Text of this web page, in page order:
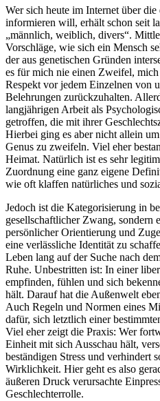
Wer sich heute im Internet über
informieren will, erhält schon seit
„männlich, weiblich, divers“.
Vorschläge, wie sich ein Mensch
der aus genetischen Gründen
es für mich nie einen Zweifel,
Respekt vor jedem Einzelnen von
Belehrungen zurückzuhalten.
langjährigen Arbeit als
getroffen, die mit ihrer
Hierbei ging es aber nicht allein
Genus zu zweifeln. Viel eher
Heimat. Natürlich ist es sehr
Zuordnung eine ganz eigene
wie oft klaffen natürliches und
Jedoch ist die Kategorisierung in
gesellschaftlicher Zwang, sondern
persönlicher Orientierung und
eine verlässliche Identität zu
Leben lang auf der Suche nach
Ruhe. Unbestritten ist: In einer
empfinden, fühlen und sich
hält. Darauf hat die Außenwelt
Auch Regeln und Normen eines
dafür, sich letztlich einer
Viel eher zeigt die Praxis: Wer
Einheit mit sich Ausschau hält,
beständigen Stress und verhindert
Wirklichkeit. Hier geht es also
äußeren Druck verursachte
Geschlechterrolle.